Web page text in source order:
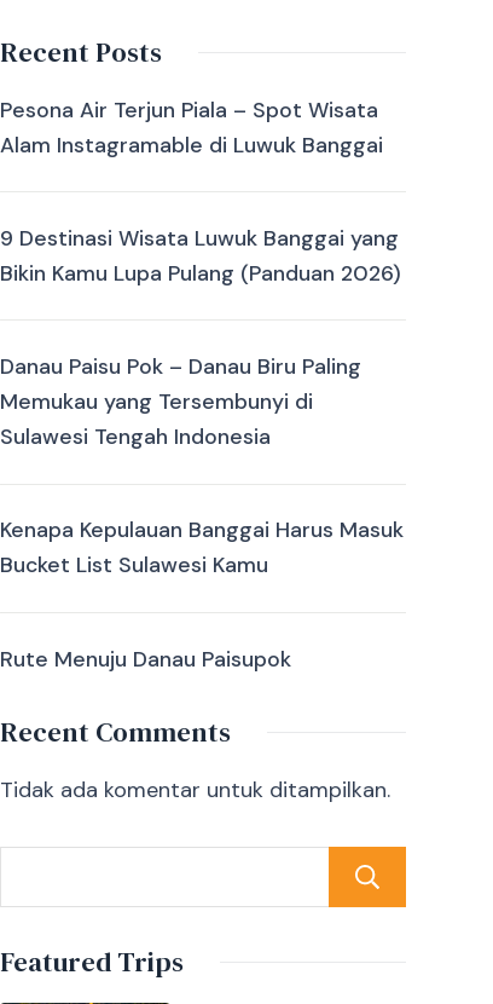
Recent Posts
Pesona Air Terjun Piala – Spot Wisata
Alam Instagramable di Luwuk Banggai
9 Destinasi Wisata Luwuk Banggai yang
Bikin Kamu Lupa Pulang (Panduan 2026)
Danau Paisu Pok – Danau Biru Paling
Memukau yang Tersembunyi di
Sulawesi Tengah Indonesia
Kenapa Kepulauan Banggai Harus Masuk
Bucket List Sulawesi Kamu
Rute Menuju Danau Paisupok
Recent Comments
Tidak ada komentar untuk ditampilkan.
Featured Trips